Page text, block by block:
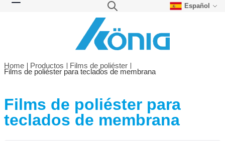
Español
Home Productos Films de poliéster
Films de poliéster para teclados de membrana
Filtrar por
Films de poliéster para
teclados de membrana